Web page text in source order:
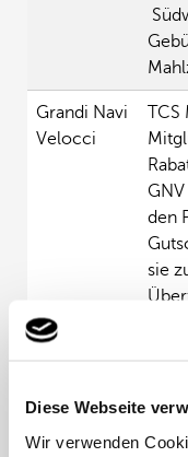
Diese Webseite
Wir verwenden
Grandi Navi
Velocci
TCS
den
sie
GRIMALDI
LINES